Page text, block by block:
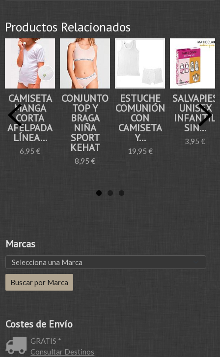
Marcas
Costes de Envío
GRATIS *
Consultar Destinos
Productos Relacionados
CAMISETA
MANGA
CORTA
AFELPADA
LÍNEA...
6,95 €
CONJUNTO
TOP Y
BRAGA
NIÑA
SPORT
KEHAT
8,95 €
ESTUCHE
COMUNIÓN
CON
CAMISETA
Y...
19,95 €
SALVAPIES
UNISEX
INFANTIL
SIN...
3,95 €